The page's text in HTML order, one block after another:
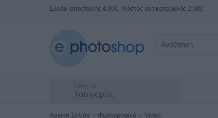
Εξοδα αποστολής 4,90€, Κόστος αντικαταβολής 2,90€
Όλες οι
Κατηγορίες
Αρχική Σελίδα Φωτογραφικά Video